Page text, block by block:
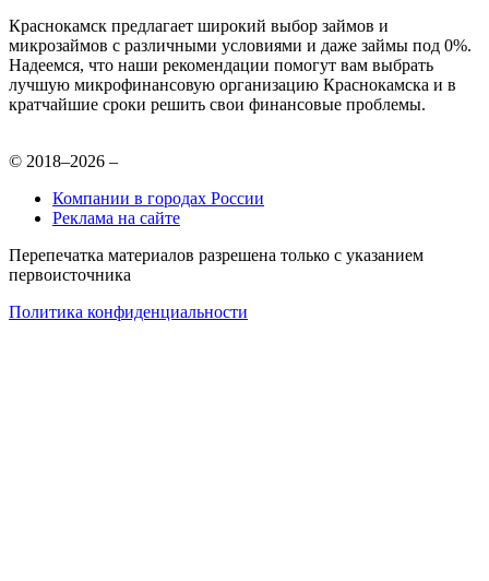
Краснокамск предлагает широкий выбор займов и
микрозаймов с различными условиями и даже займы под 0%.
Надеемся, что наши рекомендации помогут вам выбрать
лучшую микрофинансовую организацию Краснокамска и в
кратчайшие сроки решить свои финансовые проблемы.
© 2018–2026 –
Компании в городах России
Реклама на сайте
Перепечатка материалов разрешена только с указанием
первоисточника
Политика конфиденциальности